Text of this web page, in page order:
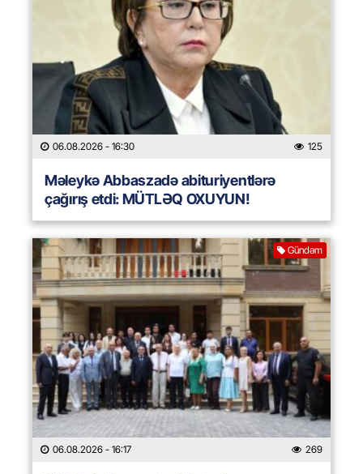
06.08.2026 - 16:30 125
Məleykə Abbaszadə abituriyentlərə
çağırış etdi: MÜTLƏQ OXUYUN!
Gündəm
06.08.2026 - 16:17 269